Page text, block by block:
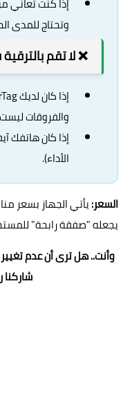
إذا كنت
وتحتاج للمدى
❌ لا تقم
والفروقات
إذا كان هاتفك
الأداء).
السعر:يأتي الجهاز بسعر
يجعله "صفقة رابحة"